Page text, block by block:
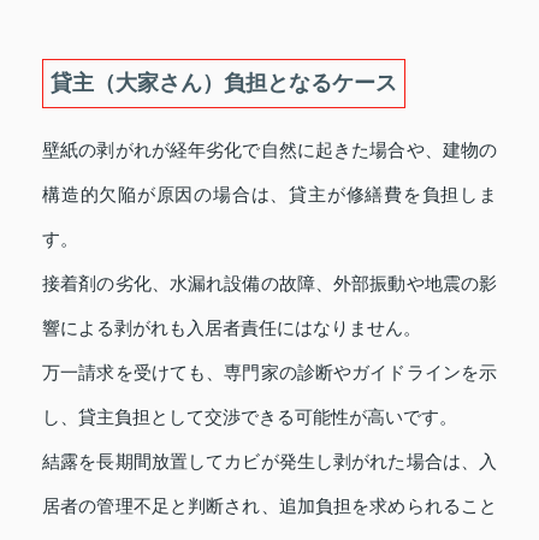
貸主（大家さん）負担となるケース
壁紙の剥がれが経年劣化で自然に起きた場合や、建物の
構造的欠陥が原因の場合は、貸主が修繕費を負担しま
す。
接着剤の劣化、水漏れ設備の故障、外部振動や地震の影
響による剥がれも入居者責任にはなりません。
万一請求を受けても、専門家の診断やガイドラインを示
し、貸主負担として交渉できる可能性が高いです。
結露を長期間放置してカビが発生し剥がれた場合は、入
居者の管理不足と判断され、追加負担を求められること